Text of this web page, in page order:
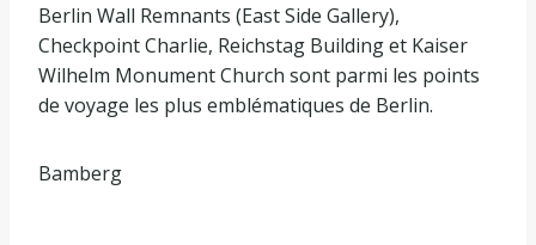
Berlin Wall Remnants (East Side Gallery),
Checkpoint Charlie, Reichstag Building et Kaiser
Wilhelm Monument Church sont parmi les points
de voyage les plus emblématiques de Berlin.
Bamberg